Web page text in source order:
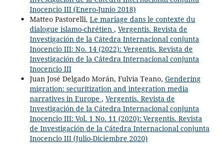
Inocencio III (Enero-Junio 2018)
Matteo Pastorelli, Le mariage dans le contexte du
dialogue islamo-chrétien , Vergentis. Revista de
Investigación de la Cátedra Internacional conjunta
Inocencio III: No. 14 (2022): Vergentis. Revista de
Investigación de la Cátedra Internacional conjunta
Inocencio III
Juan José Delgado Morán, Fulvia Teano, Gendering
migration: securitization and integration media
narratives in Europe , Vergentis. Revista de
Investigación de la Cátedra Internacional conjunta
Inocencio III: Vol. 1 No. 11 (2020): Vergentis. Revista
de Investigación de la Cátedra Internacional conjunta
Inocencio III (Julio-Diciembre 2020)